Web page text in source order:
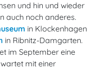
und hin und wieder
auch noch anderes.
in Klockenhagen
in Ribnitz-Damgarten.
im September eine
mit einer